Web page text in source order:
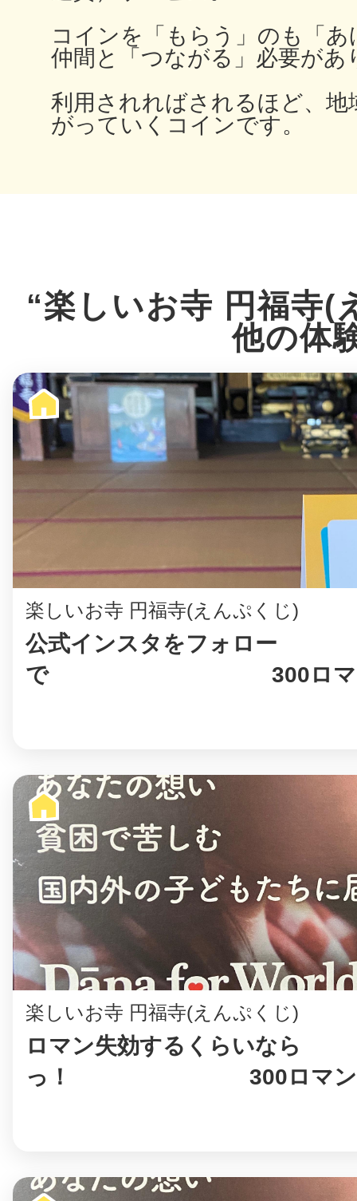
コインを「もらう」のも「
仲間と「つながる」必要があ
利用されればされるほど、地
がっていくコインです。
“楽しいお寺 円福寺(
他の体
楽しいお寺 円福寺(えんぷくじ)
公式インスタをフォロー
で 300ロマンプ
楽しいお寺 円福寺(えんぷくじ)
ロマン失効するくらいなら
っ！ 300ロマンで
シモキ
厚木
八尾
鎌倉
相模原
八女
日立
滋賀県